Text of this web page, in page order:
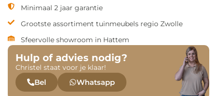
Minimaal 2 jaar garantie
Grootste assortiment tuinmeubels regio Zwolle
Sfeervolle showroom in Hattem
Hulp of advies nodig?
Christel staat voor je klaar!
Bel Whatsapp